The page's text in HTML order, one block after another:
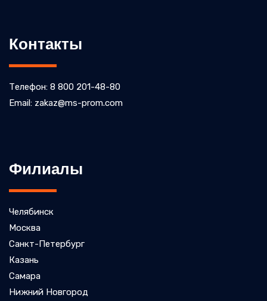
Контакты
Телефон: 8 800 201-48-80
Email: zakaz@ms-prom.com
Филиалы
Челябинск
Москва
Санкт-Петербург
Казань
Самара
Нижний Новгород